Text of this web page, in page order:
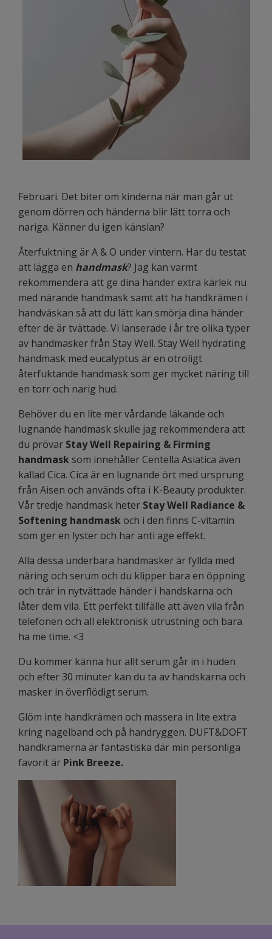
Februari. Det biter om kinderna när man går ut
genom dörren och händerna blir lätt torra och
nariga. Känner du igen känslan?
Återfuktning är A & O under vintern. Har du testat
att lägga en handmask? Jag kan varmt
rekommendera att ge dina händer extra kärlek nu
med närande handmask samt att ha handkrämen i
handväskan så att du lätt kan smörja dina händer
efter de är tvättade. Vi lanserade i år tre olika typer
av handmasker från Stay Well. Stay Well hydrating
handmask med eucalyptus är en otroligt
återfuktande handmask som ger mycket näring till
en torr och narig hud.
Behöver du en lite mer vårdande läkande och
lugnande handmask skulle jag rekommendera att
du prövar Stay Well Repairing & Firming
handmask som innehåller Centella Asiatica även
kallad Cica. Cica är en lugnande ört med ursprung
från Aisen och används ofta i K-Beauty produkter.
Vår tredje handmask heter Stay Well Radiance &
Softening handmaskoch i den finns C-vitamin
som ger en lyster och har anti age effekt.
Alla dessa underbara handmasker är fyllda med
näring och serum och du klipper bara en öppning
och trär in nytvättade händer i handskarna och
låter dem vila. Ett perfekt tillfälle att även vila från
telefonen och all elektronisk utrustning och bara
ha me time. <3
Du kommer känna hur allt serum går in i huden
och efter 30 minuter kan du ta av handskarna och
masker in överflödigt serum.
Glöm inte handkrämen och massera in lite extra
kring nagelband och på handryggen. DUFT&DOFT
handkrämerna är fantastiska där min personliga
favorit är Pink Breeze.